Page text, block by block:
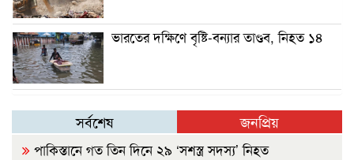
ভারতের দক্ষিণে বৃষ্টি-বন্যার তাণ্ডব, নিহত ১৪
সর্বশেষ জনপ্রিয়
পাকিস্তানে গত তিন দিনে ২৯ ‘সশস্ত্র সদস্য’ নিহত